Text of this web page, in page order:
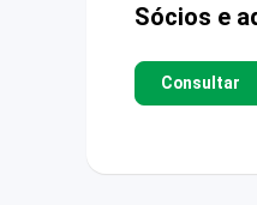
Sócios e
Consultar